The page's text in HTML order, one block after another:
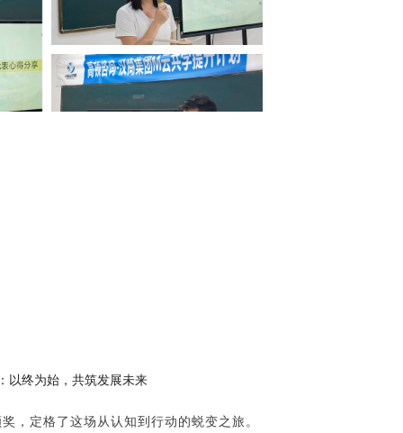
以终为始，共筑发展未来
，定格了这场从认知到行动的蜕变之旅。